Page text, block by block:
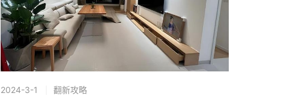
2024-3-1 翻新攻略